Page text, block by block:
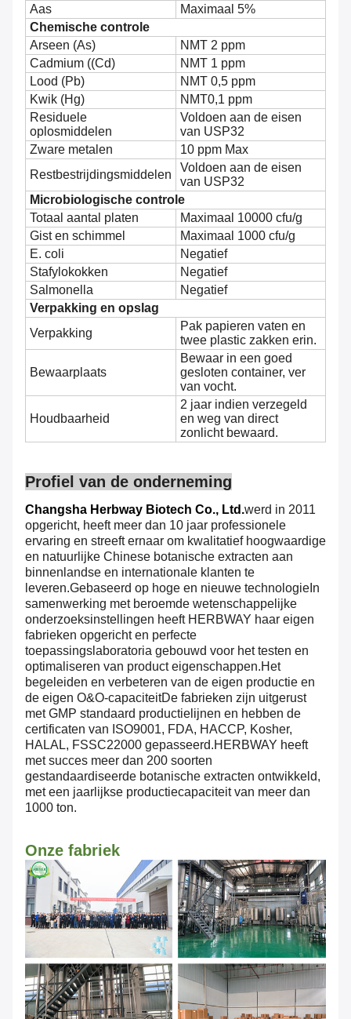
Aas
Maximaal 5%
Chemische controle
Arseen (As)
NMT 2 ppm
Cadmium ((Cd)
NMT 1 ppm
Lood (Pb)
NMT 0,5 ppm
Kwik (Hg)
NMT0,1 ppm
Residuele
oplosmiddelen
Voldoen aan de eisen
van USP32
Zware metalen
10 ppm Max
Restbestrijdingsmiddelen
Voldoen aan de eisen
van USP32
Microbiologische controle
Totaal aantal platen
Maximaal 10000 cfu/g
Gist en schimmel
Maximaal 1000 cfu/g
E. coli
Negatief
Stafylokokken
Negatief
Salmonella
Negatief
Verpakking en opslag
Verpakking
Pak papieren vaten en
twee plastic zakken erin.
Bewaarplaats
Bewaar in een goed
gesloten container, ver
van vocht.
Houdbaarheid
2 jaar indien verzegeld
en weg van direct
zonlicht bewaard.
Profiel van de onderneming
Changsha Herbway Biotech Co., Ltd.werd in 2011
opgericht, heeft meer dan 10 jaar professionele
ervaring en streeft ernaar om kwalitatief hoogwaardige
en natuurlijke Chinese botanische extracten aan
binnenlandse en internationale klanten te
leveren.Gebaseerd op hoge en nieuwe technologieIn
samenwerking met beroemde wetenschappelijke
onderzoeksinstellingen heeft HERBWAY haar eigen
fabrieken opgericht en perfecte
toepassingslaboratoria gebouwd voor het testen en
optimaliseren van product eigenschappen.Het
begeleiden en verbeteren van de eigen productie en
de eigen O&O-capaciteitDe fabrieken zijn uitgerust
met GMP standaard productielijnen en hebben de
certificaten van ISO9001, FDA, HACCP, Kosher,
HALAL, FSSC22000 gepasseerd.HERBWAY heeft
met succes meer dan 200 soorten
gestandaardiseerde botanische extracten ontwikkeld,
met een jaarlijkse productiecapaciteit van meer dan
1000 ton.
Onze fabriek